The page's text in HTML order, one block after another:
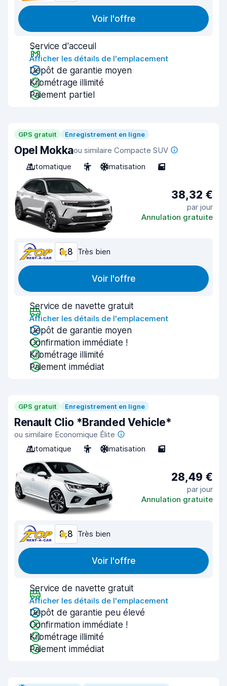
Voir l'offre
Service d'acceuil
Afficher les détails de l'emplacement
Dépôt de garantie moyen
Kilométrage illimité
Paiement partiel
GPS gratuit Enregistrement en ligne
Opel Mokkaou similaire Compacte SUV
Automatique
5 Climatisation 5
38,32 €
par jour
Annulation gratuite
8,8 Très bien
Voir l'offre
Service de navette gratuit
Afficher les détails de l'emplacement
Dépôt de garantie moyen
Confirmation immédiate !
Kilométrage illimité
Paiement immédiat
GPS gratuit Enregistrement en ligne
Renault Clio *Branded Vehicle*
ou similaire Economique Élite
Automatique
5 Climatisation 5
28,49 €
par jour
Annulation gratuite
8,8 Très bien
Voir l'offre
Service de navette gratuit
Afficher les détails de l'emplacement
Dépôt de garantie peu élevé
Confirmation immédiate !
Kilométrage illimité
Paiement immédiat